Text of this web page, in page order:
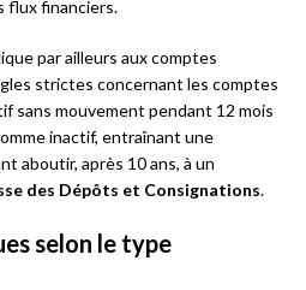
flux financiers.
par ailleurs aux comptes
strictes concernant les comptes
sans mouvement pendant 12 mois
inactif, entraînant une
aboutir, après 10 ans, à un
des Dépôts et Consignations.
selon le type